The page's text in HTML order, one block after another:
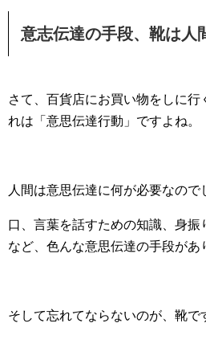
意志伝達の手段、靴は人
さて、百貨店にお買い物をしに
れは「意思伝達行動」ですよね。
人間は意思伝達に何が必要なので
口、言葉を話すための知識、身
など、色んな意思伝達の手段があ
そして忘れてならないのが、靴で